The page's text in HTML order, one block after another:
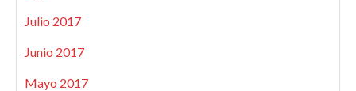
Julio 2017
Junio 2017
Mayo 2017